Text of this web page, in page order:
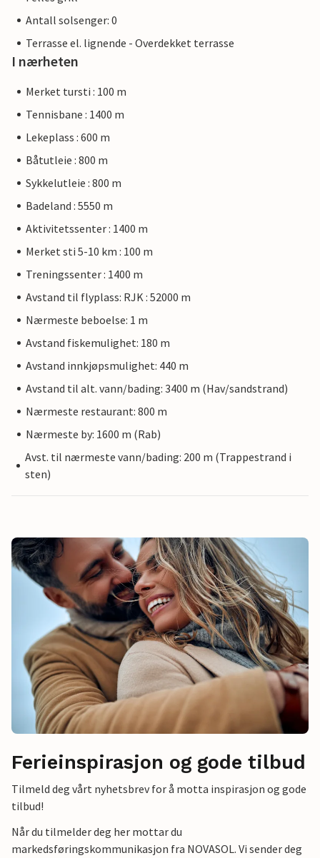
Antall solsenger: 0
Terrasse el. lignende - Overdekket terrasse
I nærheten
Merket tursti : 100 m
Tennisbane : 1400 m
Lekeplass : 600 m
Båtutleie : 800 m
Sykkelutleie : 800 m
Badeland : 5550 m
Aktivitetssenter : 1400 m
Merket sti 5-10 km : 100 m
Treningssenter : 1400 m
Avstand til flyplass: RJK : 52000 m
Nærmeste beboelse: 1 m
Avstand fiskemulighet: 180 m
Avstand innkjøpsmulighet: 440 m
Avstand til alt. vann/bading: 3400 m (Hav/sandstrand)
Nærmeste restaurant: 800 m
Nærmeste by: 1600 m (Rab)
Avst. til nærmeste vann/bading: 200 m (Trappestrand i
sten)
Ferieinspirasjon og gode tilbud
Tilmeld deg vårt nyhetsbrev for å motta inspirasjon og gode
tilbud!
Når du tilmelder deg her mottar du
markedsføringskommunikasjon fra NOVASOL. Vi sender deg